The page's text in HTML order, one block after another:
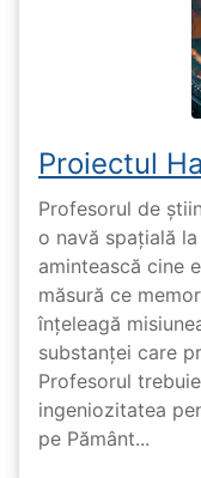
Proiectul
Profesorul de
o navă spațială
amintească cine
măsură ce
înțeleagă
substanței care
Profesorul
ingeniozitatea
pe Pământ...